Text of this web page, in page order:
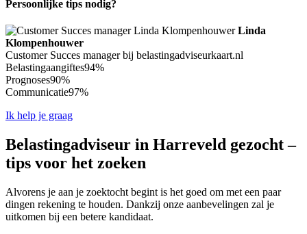
Persoonlijke tips nodig?
Linda
Klompenhouwer
Customer Succes manager bij belastingadviseurkaart.nl
Belastingaangiftes94%
Prognoses90%
Communicatie97%
Ik help je graag
Belastingadviseur in Harreveld gezocht –
tips voor het zoeken
Alvorens je aan je zoektocht begint is het goed om met een paar
dingen rekening te houden. Dankzij onze aanbevelingen zal je
uitkomen bij een betere kandidaat.